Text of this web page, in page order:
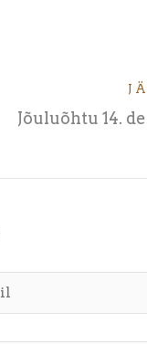
Jõuluõhtu 14.